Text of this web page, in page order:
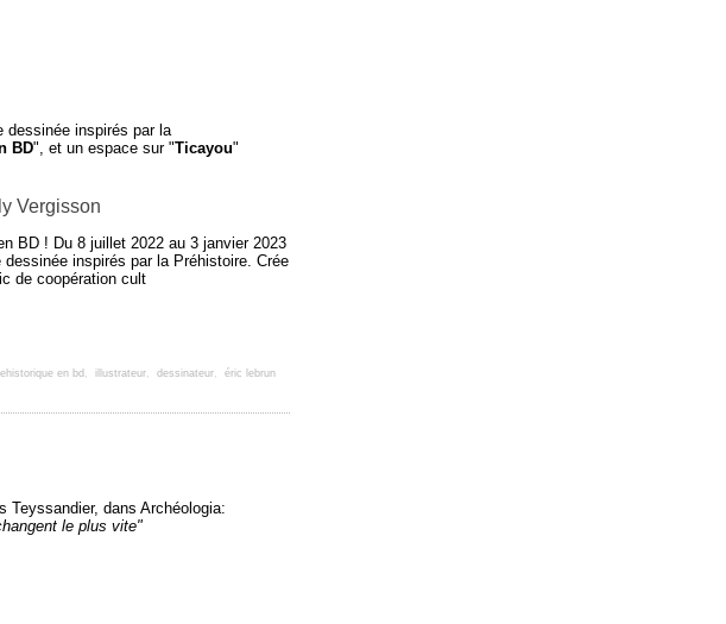
dessinée inspirés par la
BD", et un espace sur "Ticayou"
Vergisson
BD ! Du 8 juillet 2022 au 3 janvier 2023
inspirés par la Préhistoire. Crée
de coopération cult
en bd , illustrateur, dessinateur, éric lebrun
Teyssandier, dans Archéologia:
le plus vite"